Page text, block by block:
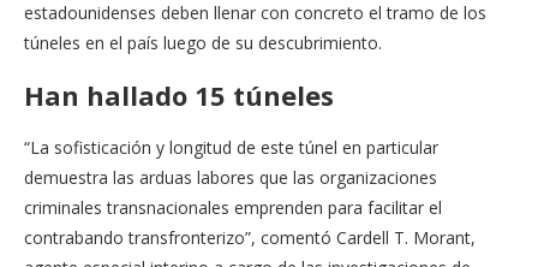
estadounidenses deben llenar con concreto el tramo de los
túneles en el país luego de su descubrimiento.
Han hallado 15 túneles
“La sofisticación y longitud de este túnel en particular
demuestra las arduas labores que las organizaciones
criminales transnacionales emprenden para facilitar el
contrabando transfronterizo”, comentó Cardell T. Morant,